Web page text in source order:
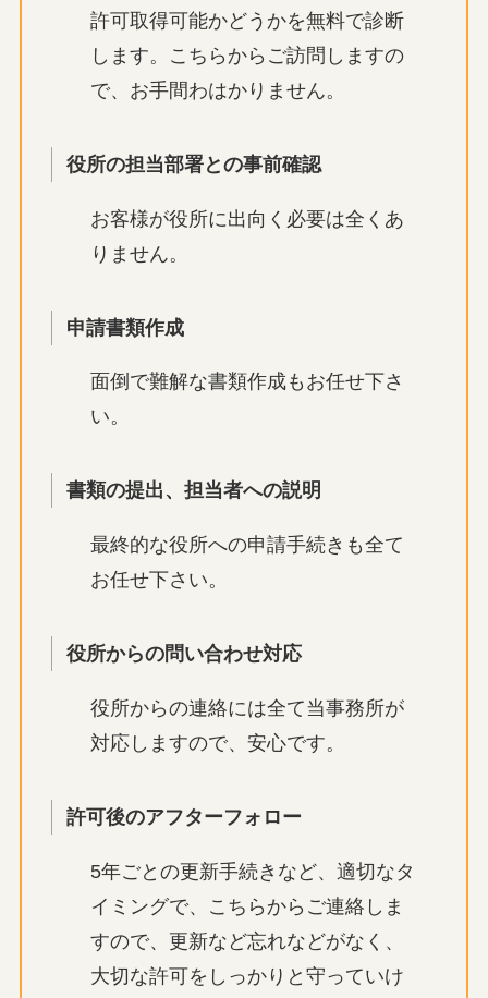
許可取得可能かどうかを無料で診断
します。こちらからご訪問しますの
で、お手間わはかりません。
役所の担当部署との事前確認
お客様が役所に出向く必要は全くあ
りません。
申請書類作成
面倒で難解な書類作成もお任せ下さ
い。
書類の提出、担当者への説明
最終的な役所への申請手続きも全て
お任せ下さい。
役所からの問い合わせ対応
役所からの連絡には全て当事務所が
対応しますので、安心です。
許可後のアフターフォロー
5年ごとの更新手続きなど、適切なタ
イミングで、こちらからご連絡しま
すので、更新など忘れなどがなく、
大切な許可をしっかりと守っていけ